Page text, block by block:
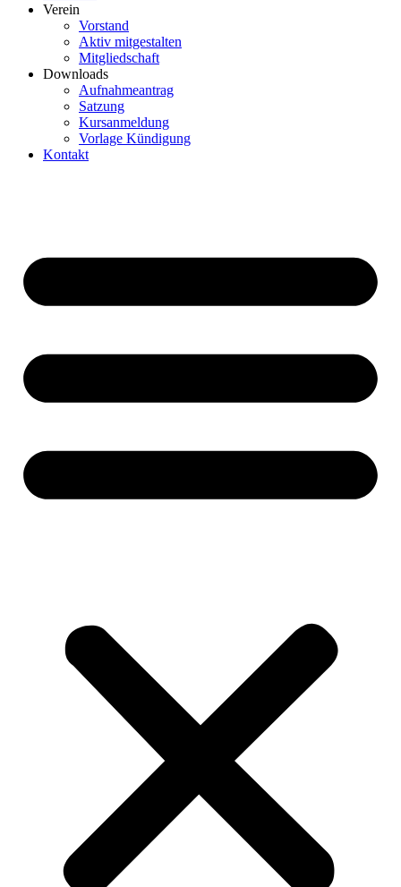
Verein
Vorstand
Aktiv mitgestalten
Mitgliedschaft
Downloads
Aufnahmeantrag
Satzung
Kursanmeldung
Vorlage Kündigung
Kontakt